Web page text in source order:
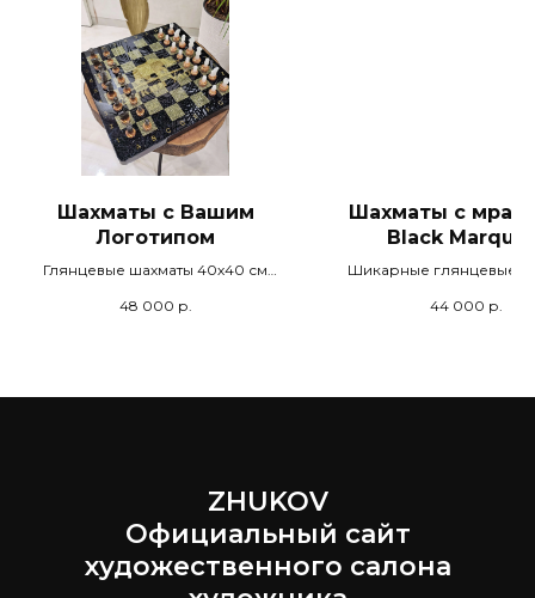
Шахматы с Вашим
Логотипом
Глянцевые шахматы 40х40 см
смолы. Объемный логотип или
Мраморный песок. № 25028
48 000 р.
Шахматы с
Black
Шикарные глянцевые
эпоксидной
44 000 р.
ZHUKOV
Официальный сайт
художественного салона